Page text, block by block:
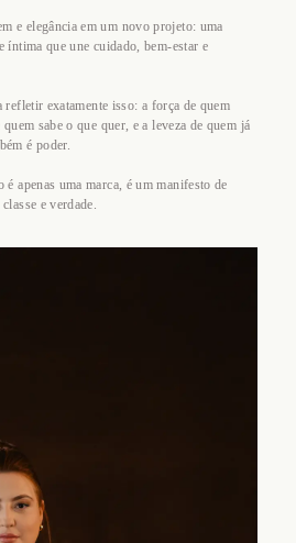
e elegância em um novo projeto: uma
íntima que une cuidado, bem-estar e
refletir exatamente isso: a força de quem
sabe o que quer, e a leveza de quem já
é poder.
apenas uma marca, é um manifesto de
e verdade.